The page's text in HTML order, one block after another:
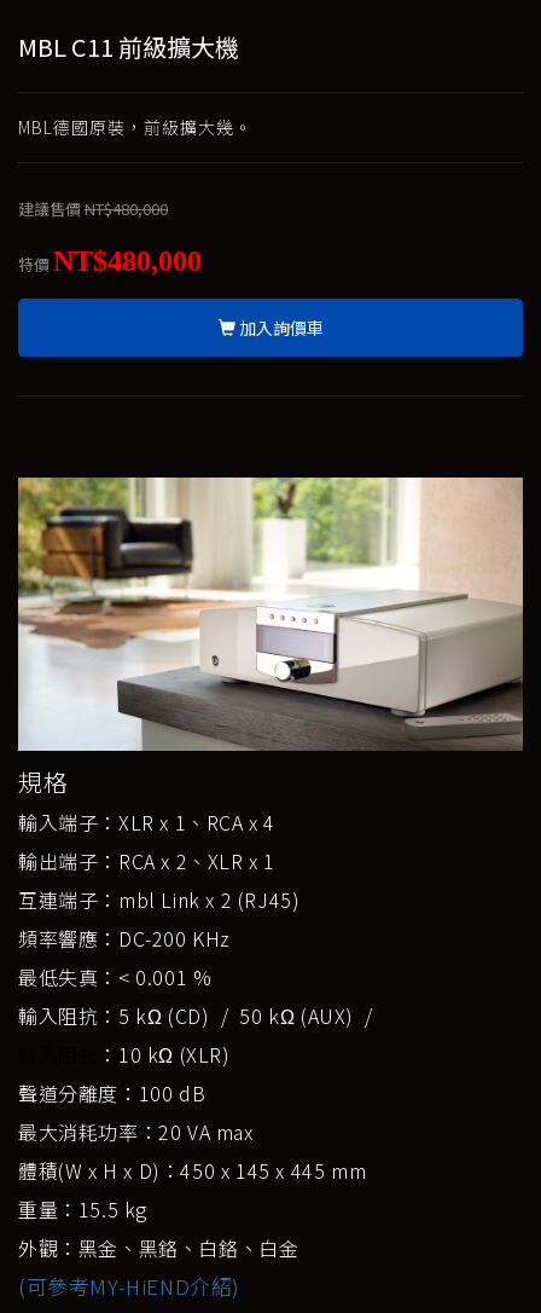
MBL C11 前級擴大機
MBL德國原裝，前級擴大幾。
建議售價NT$480,000
特價NT$480,000
加入詢價車
規格
輸入端子：XLR x 1、RCA x 4
輸出端子：RCA x 2、XLR x 1
互連端子：mbl Link x 2 (RJ45)
頻率響應：DC-200 KHz
最低失真：< 0.001 %
輸入阻抗：5 kΩ (CD) / 50 kΩ (AUX) /
：10 kΩ (XLR)
聲道分離度：100 dB
最大消耗功率：20 VA max
體積(W x H x D)：450 x 145 x 445 mm
重量：15.5 kg
外觀：黑金、黑鉻、白鉻、白金
(可參考MY-HiEND介紹)